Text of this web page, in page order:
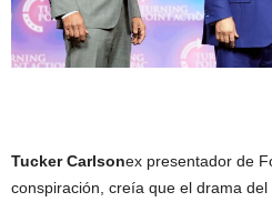
Tucker Carlsonex presentador de
conspiración, creía que el drama